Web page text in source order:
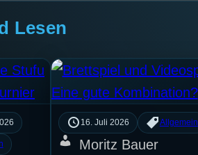
Lesen
16. Juli 2026 Allgemein
Moritz Bauer